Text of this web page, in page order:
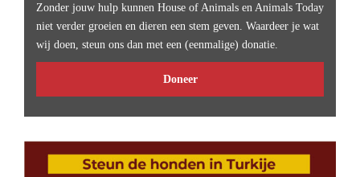
Zonder jouw hulp kunnen House of Animals en Animals Today
niet verder groeien en dieren een stem geven. Waardeer je wat
wij doen, steun ons dan met een (eenmalige) donatie.
Doneer